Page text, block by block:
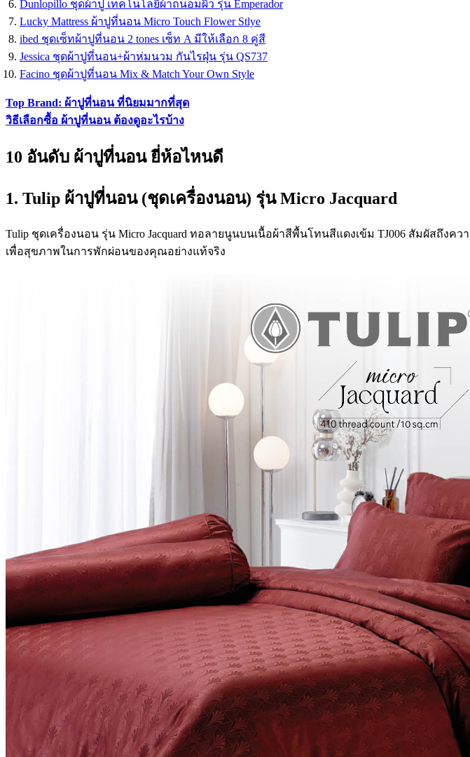
Dunlopillo ชุดผ้าปู เทคโนโลยีผ้าถนอมผิว รุ่น Emperador
Lucky Mattress ผ้าปูที่นอน Micro Touch Flower Stlye
ibed ชุดเซ็ทผ้าปูที่นอน 2 tones เซ็ท A มีให้เลือก 8 คู่สี
Jessica ชุดผ้าปูที่นอน+ผ้าห่มนวม กันไรฝุ่น รุ่น QS737
Facino ชุดผ้าปูที่นอน Mix & Match Your Own Style
Top Brand: ผ้าปูที่นอน ที่นิยมมากที่สุด
วิธีเลือกซื้อ ผ้าปูที่นอน ต้องดูอะไรบ้าง
10 อันดับ ผ้าปูที่นอน ยี่ห้อไหนดี
1. Tulip ผ้าปูที่นอน (ชุดเครื่องนอน) รุ่น Micro Jacquard
Tulip ชุดเครื่องนอน รุ่น Micro Jacquard ทอลายนูนบนเนื้อผ้าสีพื้นโทนสีแดงเข้ม TJ006 สัมผัสถึ
เพื่อสุขภาพในการพักผ่อนของคุณอย่างแท้จริง